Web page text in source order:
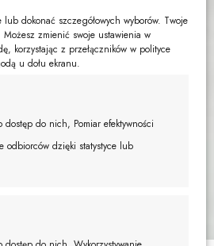
dokonać szczegółowych wyborów. Twoje
zmienić swoje ustawienia w
korzystając z przełączników w polityce
u dołu ekranu.
do nich, Pomiar efektywności
odbiorców dzięki statystyce lub